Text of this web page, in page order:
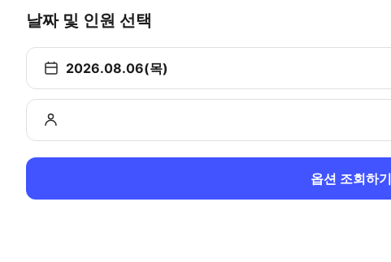
날짜 및 인원 선택
2026.08.06(목)
옵션 조회하기